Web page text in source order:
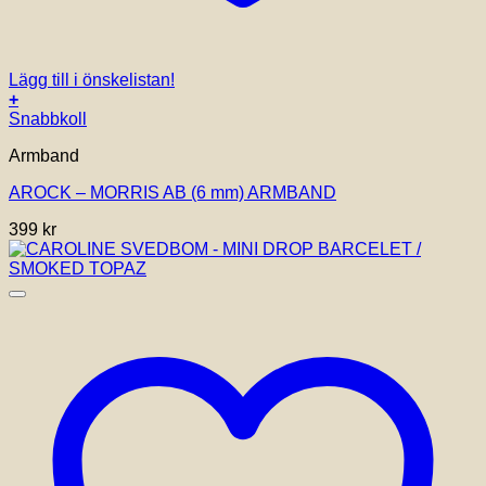
Lägg till i önskelistan!
+
Snabbkoll
Armband
AROCK – MORRIS AB (6 mm) ARMBAND
399 kr